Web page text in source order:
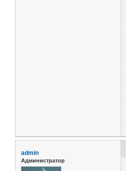
admin
Администратор